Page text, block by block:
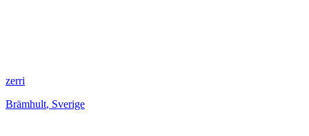
zerri
Brämhult, Sverige